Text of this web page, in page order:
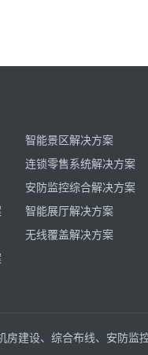
智能景区解决方案
连锁零售系统解决方案
安防监控综合解决方案
智能展厅解决方案
无线覆盖解决方案
建设、综合布线、安防监